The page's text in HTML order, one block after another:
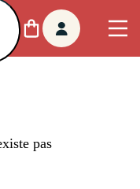
pas